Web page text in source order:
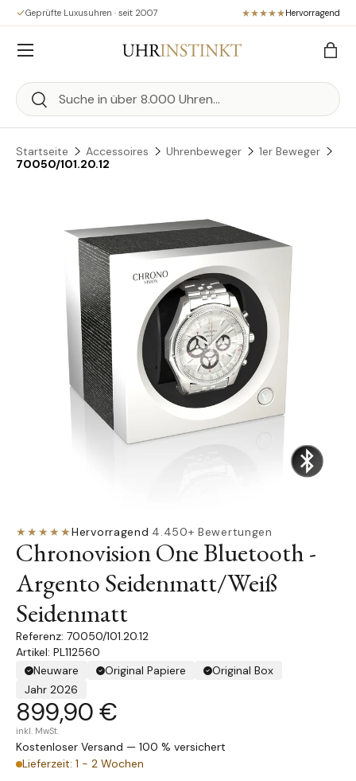
Direkt zum Inhalt
Geprüfte Luxusuhren · seit 2007 Hervorragend
Suchen
Suchen
Menü
Startseite Accessoires Uhrenbeweger
1er Beweger
70050/101.20.12
★★★★★Hervorragend·4.450+ Bewertungen
Chronovision One Bluetooth -
Argento Seidenmatt/Weiß
Seidenmatt
70050/101.20.12
Artikel: PL112560
Neuware
Original Papiere
Original Box
Jahr 2026
899,90 €
inkl. MwSt.
Kostenloser Versand — 100 % versichert
Lieferzeit: 1 - 2 Wochen